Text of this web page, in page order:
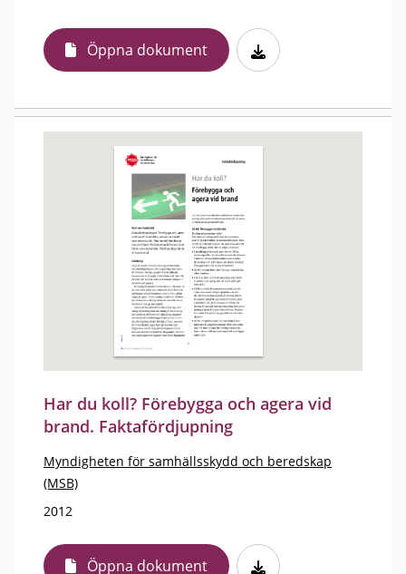
Öppna dokument
Har du koll? Förebygga och agera vid
brand. Faktafördjupning
Myndigheten för samhällsskydd och beredskap
(MSB)
2012
Öppna dokument